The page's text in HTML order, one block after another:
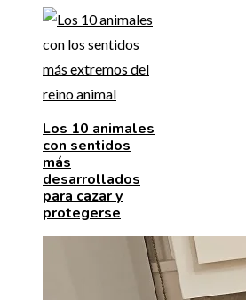
Los 10 animales
con sentidos
más
desarrollados
para cazar y
protegerse